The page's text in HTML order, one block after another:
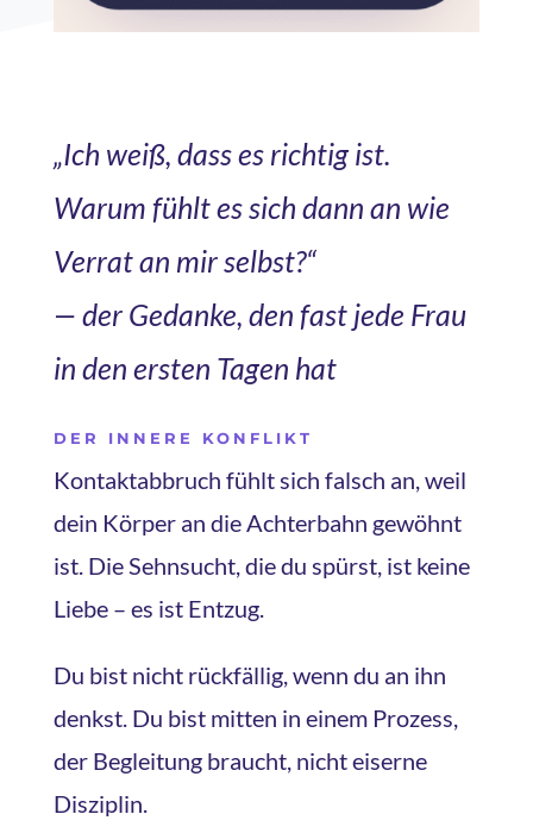
„Ich weiß, dass es richtig ist.
Warum fühlt es sich dann an wie
Verrat an mir selbst?“
— der Gedanke, den fast jede Frau
in den ersten Tagen hat
DER INNERE KONFLIKT
Kontaktabbruch fühlt sich falsch an, weil
dein Körper an die Achterbahn gewöhnt
ist. Die Sehnsucht, die du spürst, ist keine
Liebe – es ist Entzug.
Du bist nicht rückfällig, wenn du an ihn
denkst. Du bist mitten in einem Prozess,
der Begleitung braucht, nicht eiserne
Disziplin.